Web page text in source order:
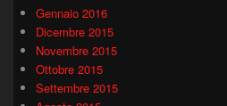
Gennaio 2016
Dicembre 2015
Novembre 2015
Ottobre 2015
Settembre 2015